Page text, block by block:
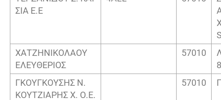
ΣΙΑ Ε.Ε
ΧΑΤΖΗΝΙΚΟΛΑΟΥ
ΕΛΕΥΘΕΡΙΟΣ
57010
ΓΚΟΥΓΚΟΥΣΗΣ Ν.
ΚΟΥΤΖΙΑΡΗΣ Χ. Ο.Ε.
57010